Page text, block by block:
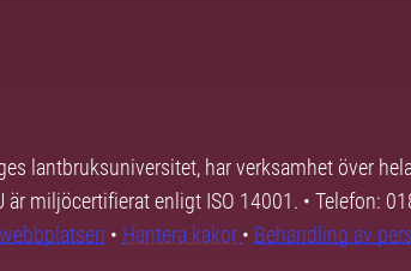
lantbruksuniversitet, har verksamhet över
är miljöcertifierat enligt ISO 14001. • Telefon:
• Hantera kakor • Behandling av